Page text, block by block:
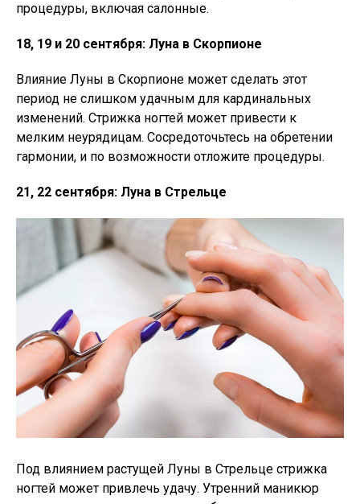
процедуры, включая салонные.
18, 19 и 20 сентября: Луна в Скорпионе
Влияние Луны в Скорпионе может сделать этот
период не слишком удачным для кардинальных
изменений. Стрижка ногтей может привести к
мелким неурядицам. Сосредоточьтесь на обретении
гармонии, и по возможности отложите процедуры.
21, 22 сентября: Луна в Стрельце
Под влиянием растущей Луны в Стрельце стрижка
ногтей может привлечь удачу. Утренний маникюр